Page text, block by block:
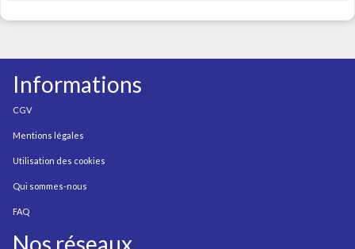
Informations
CGV
Mentions légales
Utilisation des cookies
Qui sommes-nous
FAQ
Nos réseaux